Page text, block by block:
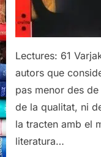
Lectures: 61
autors que
pas menor des
de la qualitat, ni
la tracten amb el
literatura…